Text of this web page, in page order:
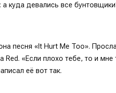
куда девались все
песня «It Hurt Me Too».
Red. «Если плохо тебе, то и
её вот так.